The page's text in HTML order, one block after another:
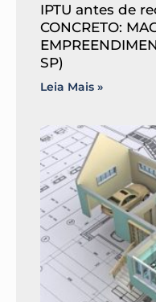
IPTU antes de
CONCRETO:
SP)
Leia Mais »